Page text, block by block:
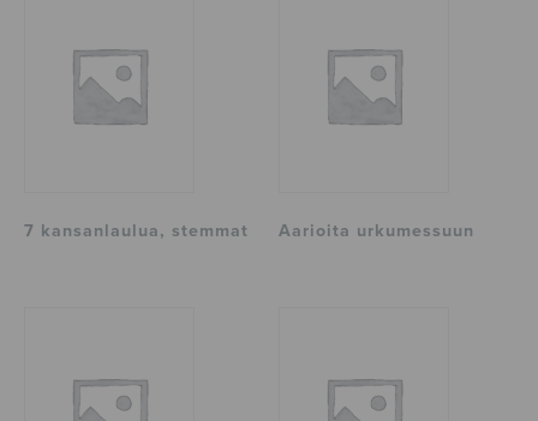
7 kansanlaulua, stemmat Aarioita urkumessuun